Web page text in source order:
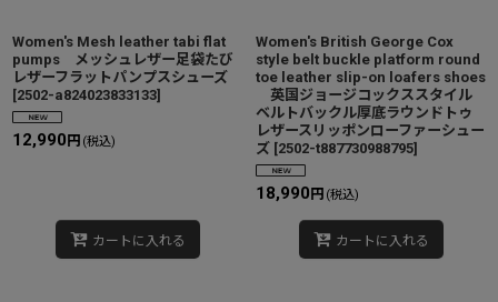
Women's Mesh leather tabi flat
pumps メッシュレザー足袋たび
レザーフラットパンプスシューズ
[2502-a824023833133]
12,990 円 (税込)
カートに入れる
Women's British George Cox
style belt buckle platform round
toe leather slip-on loafers shoes
英国ジョージコックススタイル
ベルトバックル厚底ラウンドトゥ
レザースリッポンローファーシュー
ズ [2502-t887730988795]
18,990 円 (税込)
カートに入れる